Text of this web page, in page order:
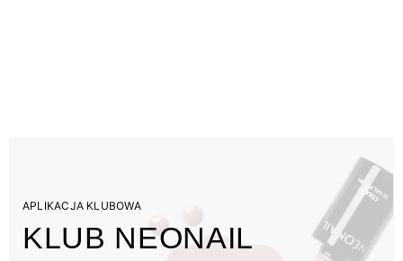
APLIKACJA KLUBOWA
KLUB NEONAIL